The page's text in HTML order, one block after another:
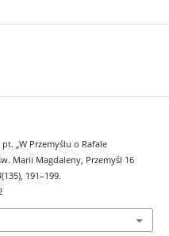
„W Przemyślu o Rafale
Marii Magdaleny, Przemyśl 16
(135), 191–199.